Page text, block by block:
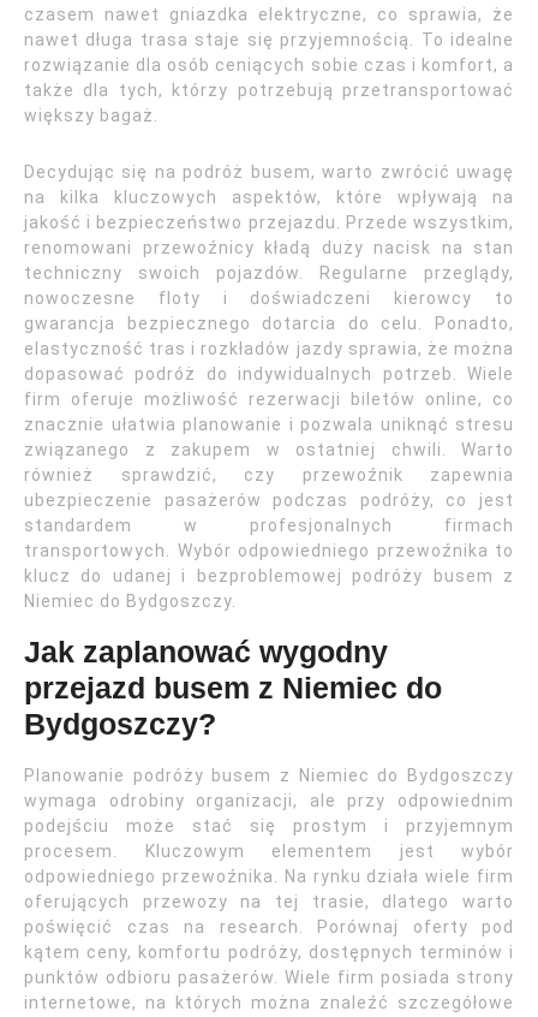
czasem nawet gniazdka elektryczne, co sprawia, że
nawet długa trasa staje się przyjemnością. To idealne
rozwiązanie dla osób ceniących sobie czas i komfort, a
także dla tych, którzy potrzebują przetransportować
większy bagaż.
Decydując się na podróż busem, warto zwrócić uwagę
na kilka kluczowych aspektów, które wpływają na
jakość i bezpieczeństwo przejazdu. Przede wszystkim,
renomowani przewoźnicy kładą duży nacisk na stan
techniczny swoich pojazdów. Regularne przeglądy,
nowoczesne floty i doświadczeni kierowcy to
gwarancja bezpiecznego dotarcia do celu. Ponadto,
elastyczność tras i rozkładów jazdy sprawia, że można
dopasować podróż do indywidualnych potrzeb. Wiele
firm oferuje możliwość rezerwacji biletów online, co
znacznie ułatwia planowanie i pozwala uniknąć stresu
związanego z zakupem w ostatniej chwili. Warto
również sprawdzić, czy przewoźnik zapewnia
ubezpieczenie pasażerów podczas podróży, co jest
standardem w profesjonalnych firmach
transportowych. Wybór odpowiedniego przewoźnika to
klucz do udanej i bezproblemowej podróży busem z
Niemiec do Bydgoszczy.
Jak zaplanować wygodny
przejazd busem z Niemiec do
Bydgoszczy?
Planowanie podróży busem z Niemiec do Bydgoszczy
wymaga odrobiny organizacji, ale przy odpowiednim
podejściu może stać się prostym i przyjemnym
procesem. Kluczowym elementem jest wybór
odpowiedniego przewoźnika. Na rynku działa wiele firm
oferujących przewozy na tej trasie, dlatego warto
poświęcić czas na research. Porównaj oferty pod
kątem ceny, komfortu podróży, dostępnych terminów i
punktów odbioru pasażerów. Wiele firm posiada strony
internetowe, na których można znaleźć szczegółowe